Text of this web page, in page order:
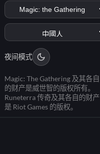
夜间模式
Magic: The Gathering 及其各自
的财产是威世智的版权所有。
Runeterra 传奇及其各自的财产
是 Riot Games 的版权。